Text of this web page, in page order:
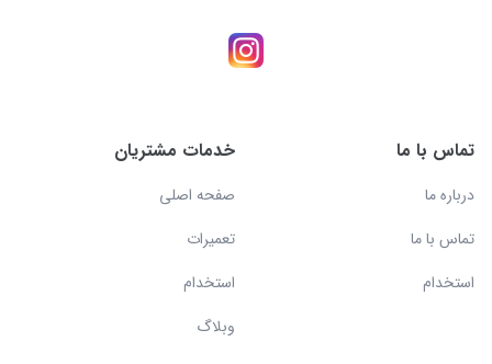
تماس با ما
درباره ما
تماس با ما
استخدام
خدمات مشتریان
صفحه اصلی
تعمیرات
استخدام
وبلاگ